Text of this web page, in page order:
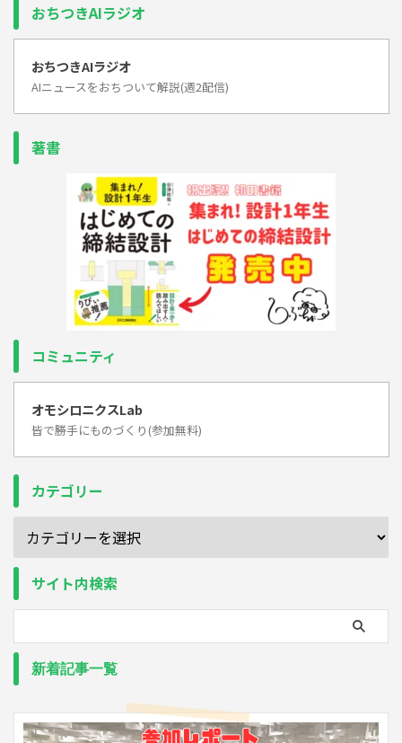
おちつきAIラジオ
おちつきAIラジオ
AIニュースをおちついて解説(週2配信)
著書
コミュニティ
オモシロニクスLab
皆で勝手にものづくり(参加無料)
カテゴリー
サイト内検索
新着記事一覧